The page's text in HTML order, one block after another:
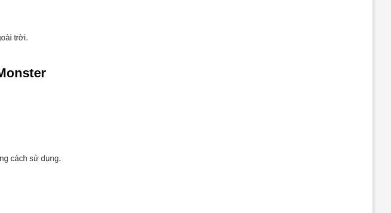
trời.
cách sử dụng.